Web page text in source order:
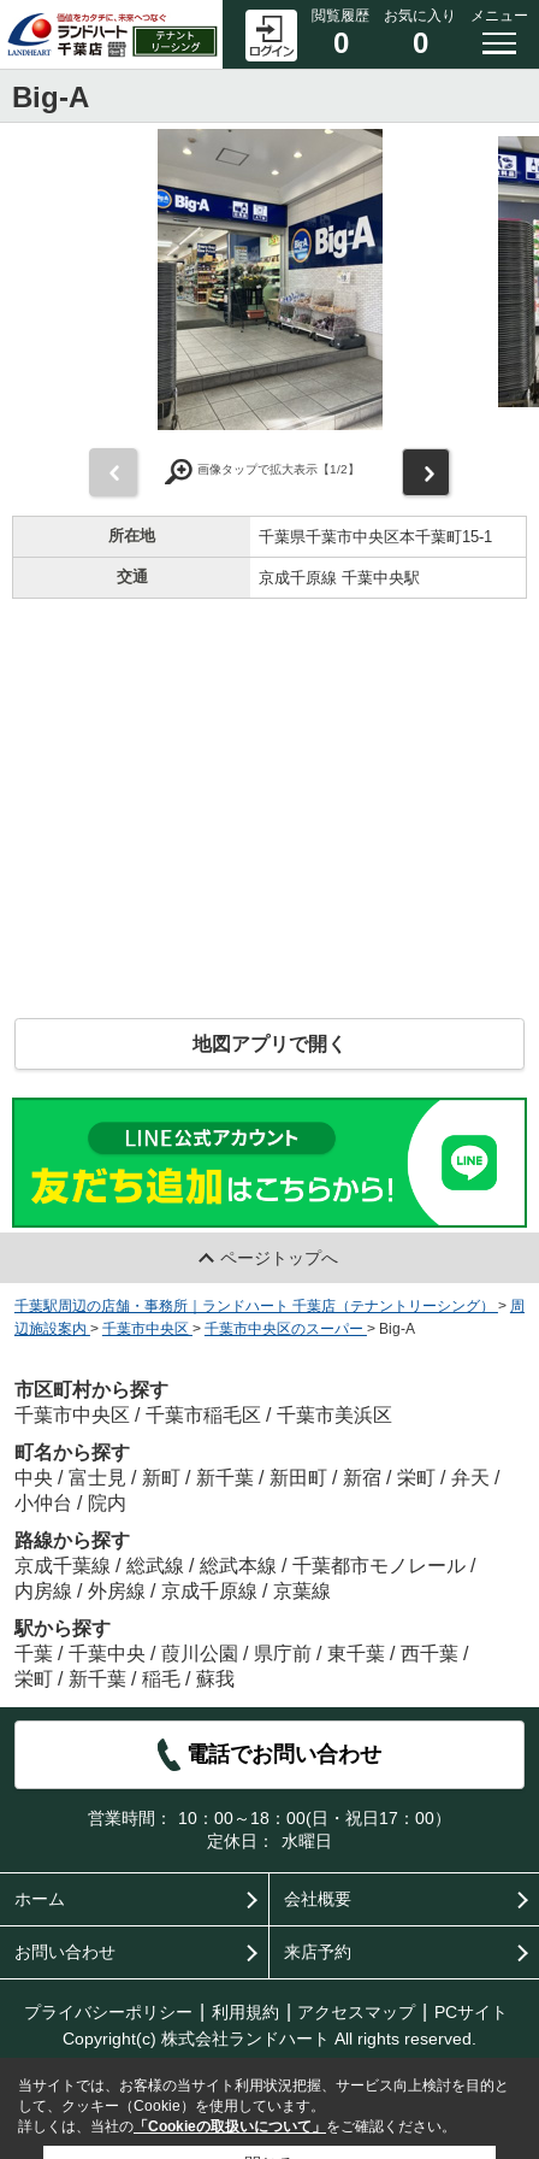
閲覧履歴
0
お気に入り
0
メニュー
Big-A
画像タップで拡大表示【1/2】
所在地 千葉県千葉市中央区本千葉町15-1
交通 京成千原線 千葉中央駅
地図アプリで開く
ページトップへ
千葉駅周辺の店舗・事務所｜ランドハート 千葉店（テナントリーシング） > 周
辺施設案内 > 千葉市中央区 > 千葉市中央区のスーパー > Big-A
市区町村から探す
千葉市中央区 / 千葉市稲毛区 / 千葉市美浜区
町名から探す
中央 / 富士見 / 新町 / 新千葉 / 新田町 / 新宿 / 栄町 / 弁天 /
小仲台 / 院内
路線から探す
京成千葉線 / 総武線 / 総武本線 / 千葉都市モノレール /
内房線 / 外房線 / 京成千原線 / 京葉線
駅から探す
千葉 / 千葉中央 / 葭川公園 / 県庁前 / 東千葉 / 西千葉 /
栄町 / 新千葉 / 稲毛 / 蘇我
電話でお問い合わせ
営業時間：
10：00～18：00(日・祝日17：00）
定休日：
水曜日
ホーム 会社概要
お問い合わせ 来店予約
プライバシーポリシー 利用規約 アクセスマップ
PCサイト
Copyright(c) 株式会社ランドハート All rights reserved.
当サイトでは、お客様の当サイト利用状況把握、サービス向上検討を目的と
して、クッキー（Cookie）を使用しています。
詳しくは、当社の 「Cookieの取扱いについて」 をご確認ください。